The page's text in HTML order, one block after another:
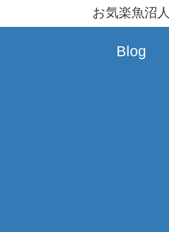
テ
ゲ
お気楽魚沼人
Blog